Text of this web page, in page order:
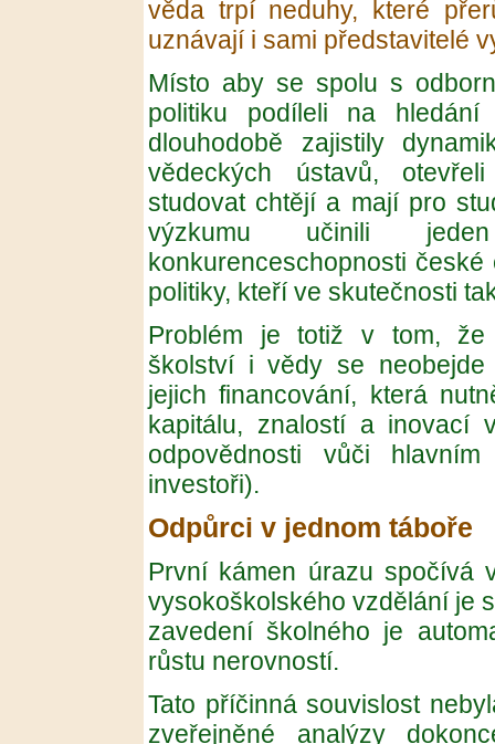
věda trpí neduhy, které
uznávají i sami představitelé
Místo aby se spolu s
politiku podíleli na
dlouhodobě zajistily
vědeckých ústavů,
studovat chtějí a mají pro
výzkumu učinili
konkurenceschopnosti
politiky, kteří ve skutečnosti
Problém je totiž v tom, že
školství i vědy se
jejich financování, která
kapitálu, znalostí a inovací
odpovědnosti vůči
investoři).
Odpůrci v jednom táboře
První kámen úrazu spočívá
vysokoškolského vzdělání je
zavedení školného je
růstu nerovností.
Tato příčinná souvislost
zveřejněné analýzy